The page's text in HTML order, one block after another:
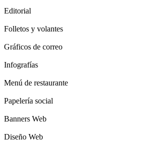
Editorial
Folletos y volantes
Gráficos de correo
Infografías
Menú de restaurante
Papelería social
Banners Web
Diseño Web